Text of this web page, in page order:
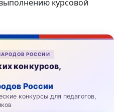
курсовой
РОССИИ
конкурсов,
России
конкурсы для педагогов,